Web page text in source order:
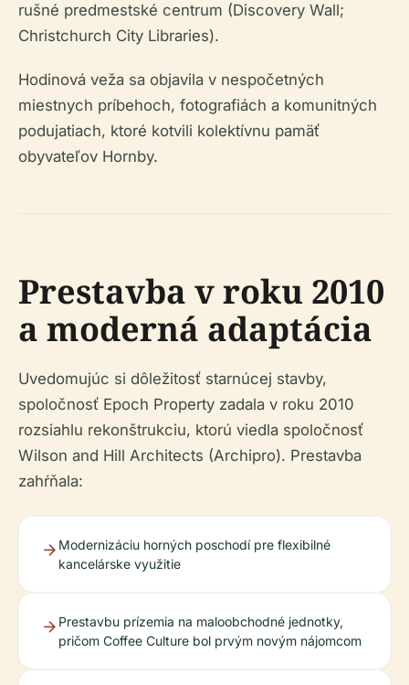
rušné predmestské centrum (Discovery Wall;
Christchurch City Libraries).
Hodinová veža sa objavila v nespočetných
miestnych príbehoch, fotografiách a komunitných
podujatiach, ktoré kotvili kolektívnu pamäť
obyvateľov Hornby.
Prestavba v roku 2010
a moderná adaptácia
Uvedomujúc si dôležitosť starnúcej stavby,
spoločnosť Epoch Property zadala v roku 2010
rozsiahlu rekonštrukciu, ktorú viedla spoločnosť
Wilson and Hill Architects (Archipro). Prestavba
zahŕňala:
Modernizáciu horných poschodí pre flexibilné
kancelárske využitie
Prestavbu prízemia na maloobchodné jednotky,
pričom Coffee Culture bol prvým novým nájomcom